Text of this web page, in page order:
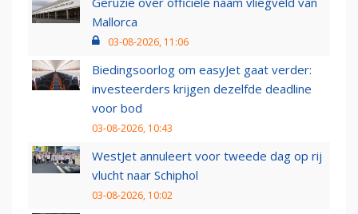
Mallorca
03-08-2026, 11:06
Biedingsoorlog om easyJet gaat verder:
investeerders krijgen dezelfde deadline
voor bod
03-08-2026, 10:43
WestJet annuleert voor tweede dag op rij
vlucht naar Schiphol
03-08-2026, 10:02